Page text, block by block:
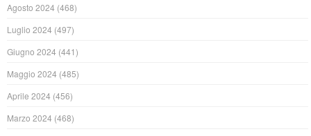
Agosto 2024 (468)
Luglio 2024 (497)
Giugno 2024 (441)
Maggio 2024 (485)
Aprile 2024 (456)
Marzo 2024 (468)